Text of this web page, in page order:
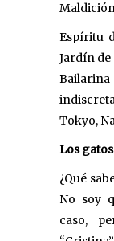
Espíritu
Jardín de
Tokyo,
Los gatos
¿Qué
No soy
caso,